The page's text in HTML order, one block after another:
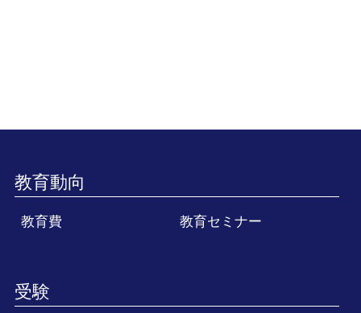
教育動向
教育費 教育セミナー
受験